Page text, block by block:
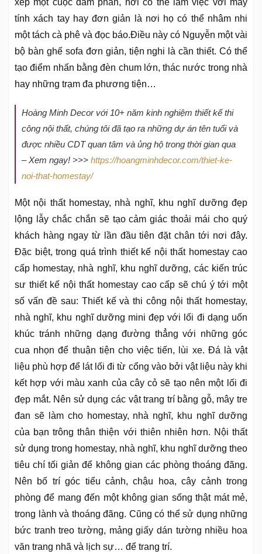
xếp một cuộc đàm phán, nơi có thể làm việc với máy
tính xách tay hay đơn giản là nơi họ có thể nhâm nhi
một tách cà phê và đọc báo.Điều này có Nguyễn một vài
bộ bàn ghế sofa đơn giản, tiện nghi là cần thiết. Có thể
tạo điểm nhấn bằng đèn chum lớn, thác nước trong nhà
hay những trạm đa phương tiện…
Hoàng Minh Decor với 10+ năm kinh nghiệm thiết kế thi
công nội thất, chúng tôi đã tạo ra những dự án tên tuổi và
được nhiều CDT quan tâm và ủng hộ trong thời gian qua
– Xem ngay! >>> https://hoangminhdecor.com/thiet-ke-
noi-that-homestay/
Một nội thất homestay, nhà nghĩ, khu nghĩ dưỡng đẹp
lộng lẫy chắc chắn sẽ tạo cảm giác thoải mái cho quý
khách hàng ngay từ lần đầu tiên đặt chân tới nơi đây.
Đặc biệt, trong quá trình thiết kế nội thất homestay cao
cấp homestay, nhà nghĩ, khu nghĩ dưỡng, các kiến trúc
sư thiết kế nội thất homestay cao cấp sẽ chú ý tới một
số vấn đề sau: Thiết kế và thi công nội thất homestay,
nhà nghĩ, khu nghĩ dưỡng mini đẹp với lối đi dạng uốn
khúc tránh những dạng đường thẳng với những góc
cua nhọn để thuận tiện cho việc tiến, lùi xe. Đá là vật
liệu phù hợp để lát lối đi từ cổng vào bởi vật liệu này khi
kết hợp với màu xanh của cây cỏ sẽ tạo nên một lối đi
đẹp mắt. Nên sử dụng các vật trang trí bằng gỗ, mây tre
đan sẽ làm cho homestay, nhà nghĩ, khu nghĩ dưỡng
của bạn trông thân thiện với thiên nhiên hơn. Nội thất
sử dụng trong homestay, nhà nghĩ, khu nghĩ dưỡng theo
tiêu chí tối giản để không gian các phòng thoáng đãng.
Nên bố trí góc tiểu cảnh, chậu hoa, cây cảnh trong
phòng để mang đến một không gian sống thật mát mẻ,
trong lành và thoáng đãng. Cũng có thể sử dụng những
bức tranh treo tường, mảng giấy dán tường nhiều hoa
văn trang nhã và lịch sự… để trang trí.